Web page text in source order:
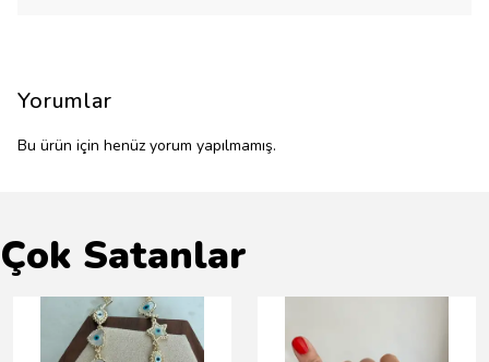
Yorumlar
Bu ürün için henüz yorum yapılmamış.
Çok Satanlar